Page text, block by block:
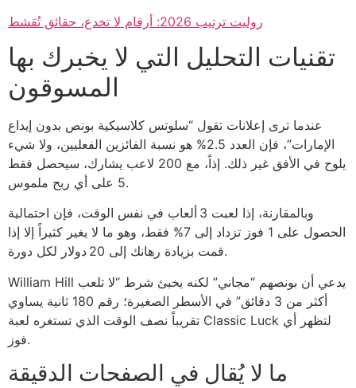
روليت ترتيب 2026: أرقام لا تخدع، حقائق تُقشط
تقنيات التحليل التي لا يخبرك بها
المسوقون
عندما ترى إعلانات تقول “سلوتس كلاسيكية بونص بدون إيداع
الإمارات”، فإن العدد 2.5% هو نسبة الفائزين الفعليين، ولا شيء
يلوح في الأفق غير ذلك. إذاً، مع 200 لاعب يشارك، سيحصل فقط
5 على أي ربح ملموس.
وبالمقارنة، إذا لعبت 3 ألعاب في نفس الوقت، فإن احتمالية
الحصول على 1 فوز تزداد إلى 7% فقط، وهو ما لا يغير كثيراً إلا إذا
قمت بزيادة رهانك إلى 20 دولار لكل دورة.
William Hill يدعي أن بونصهم “مجاني” لكنه يخبئ شرط “لا تلعب
أكثر من 3 دقائق” في الأسطر الصغيرة؛ رقم 180 ثانية يساوي
تقريباً نصف الوقت الذي تستغره لعبة Classic Luck لتظهر أي
فوز.
ما لا يُقال في الصفحات الدقيقة